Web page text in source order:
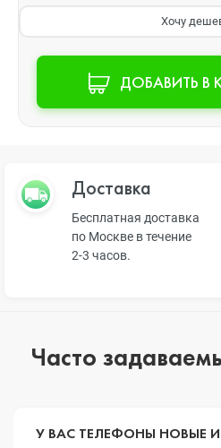
Хочу
ДОБАВИТЬ В
Доставка
Бесплатная доставка
по Москве в течение
2-3 часов.
Часто
У ВАС ТЕЛЕФОНЫ НОВЫЕ